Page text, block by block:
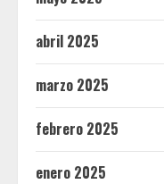
abril 2025
marzo 2025
febrero 2025
enero 2025